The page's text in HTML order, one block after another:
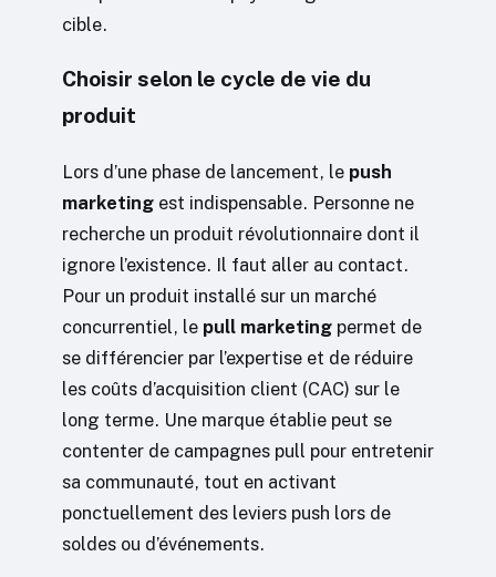
cible.
Choisir selon le cycle de vie du
produit
Lors d’une phase de lancement, le push
marketing est indispensable. Personne ne
recherche un produit révolutionnaire dont il
ignore l’existence. Il faut aller au contact.
Pour un produit installé sur un marché
concurrentiel, le pull marketing permet de
se différencier par l’expertise et de réduire
les coûts d’acquisition client (CAC) sur le
long terme. Une marque établie peut se
contenter de campagnes pull pour entretenir
sa communauté, tout en activant
ponctuellement des leviers push lors de
soldes ou d’événements.